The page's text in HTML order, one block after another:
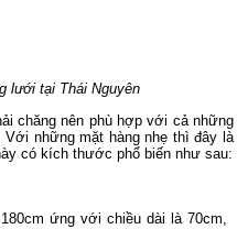
lưới tại Thái Nguyên
chăng nên phù hợp với cả những
những mặt hàng nhẹ thì đây là
có kích thước phổ biến như sau:
ứng với chiều dài là 70cm,